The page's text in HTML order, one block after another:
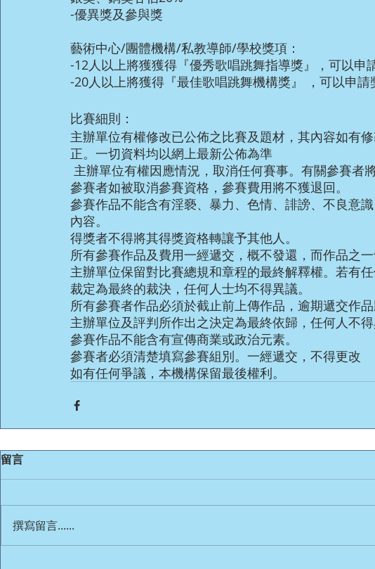
-優異獎及參與獎
藝術中心/團體機構/私教導師/學校獎項：
-12人以上將獲獲得『優秀歌唱跳舞指導獎』，可以申
-20人以上將獲得『最佳歌唱跳舞機構獎』 ，可以申請
比賽細則：
主辦單位有權修改已公佈之比賽及題材，其內容如有
正。一切資料均以網上最新公佈為準
主辦單位有權因應情況，取消任何賽事。有關參賽者
參賽者如被取消參賽資格，參賽費用將不獲退回。
參賽作品不能含有淫褻、暴力、色情、誹謗、不良意
內容。
得獎者不得將其得獎資格轉讓予其他人。
所有參賽作品及費用一經遞交，概不發還，而作品之
主辦單位保留對比賽總規和章程的最終解釋權。若有
裁定為最終的裁決，任何人士均不得異議。
所有參賽者作品必須於截止前上傳作品，逾期遞交作品
主辦單位及評判所作出之決定為最終依歸，任何人不
參賽作品不能含有宣傳商業或政治元素。
參賽者必須清楚填寫參賽組別。一經遞交，不得更改
如有任何爭議，本機構保留最後權利。
留言
撰寫留言......